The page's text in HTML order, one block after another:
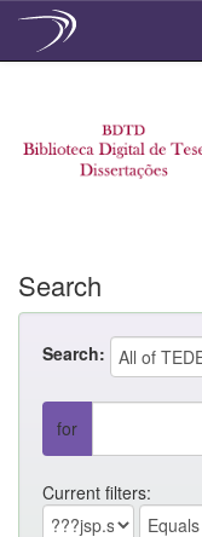
Search
Search:
for
Current filters: